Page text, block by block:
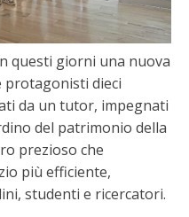
questi giorni una nuova
protagonisti dieci
da un tutor, impegnati
del patrimonio della
prezioso che
più efficiente,
studenti e ricercatori.